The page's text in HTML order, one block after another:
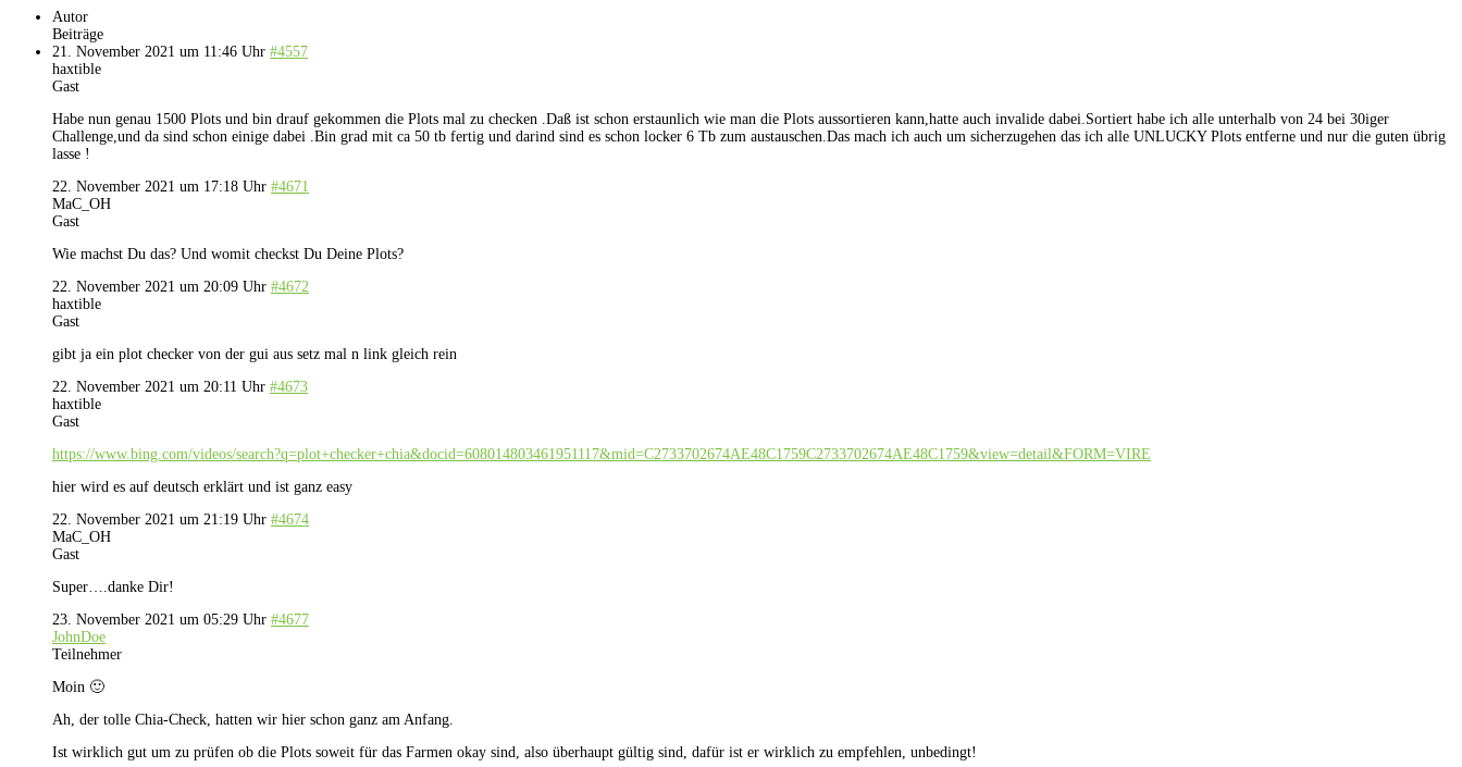
Autor
Beiträge
21. November 2021 um 11:46 Uhr #4557
haxtible
Gast
Habe nun genau 1500 Plots und bin drauf gekommen die Plots mal zu checken .Daß ist schon erstaunlich wie man die Plots aussortieren kann,hatte auch invalide dabei.Sortiert habe ich alle unterhalb von 24 bei 30iger
Challenge,und da sind schon einige dabei .Bin grad mit ca 50 tb fertig und darind sind es schon locker 6 Tb zum austauschen.Das mach ich auch um sicherzugehen das ich alle UNLUCKY Plots entferne und nur die guten übrig
lasse !
22. November 2021 um 17:18 Uhr #4671
MaC_OH
Gast
Wie machst Du das? Und womit checkst Du Deine Plots?
22. November 2021 um 20:09 Uhr #4672
haxtible
Gast
gibt ja ein plot checker von der gui aus setz mal n link gleich rein
22. November 2021 um 20:11 Uhr #4673
haxtible
Gast
https://www.bing.com/videos/search?q=plot+checker+chia&docid=608014803461951117&mid=C2733702674AE48C1759C2733702674AE48C1759&view=detail&FORM=VIRE
hier wird es auf deutsch erklärt und ist ganz easy
22. November 2021 um 21:19 Uhr #4674
MaC_OH
Gast
Super….danke Dir!
23. November 2021 um 05:29 Uhr #4677
JohnDoe
Teilnehmer
Moin 🙂
Ah, der tolle Chia-Check, hatten wir hier schon ganz am Anfang.
Ist wirklich gut um zu prüfen ob die Plots soweit für das Farmen okay sind, also überhaupt gültig sind, dafür ist er wirklich zu empfehlen, unbedingt!